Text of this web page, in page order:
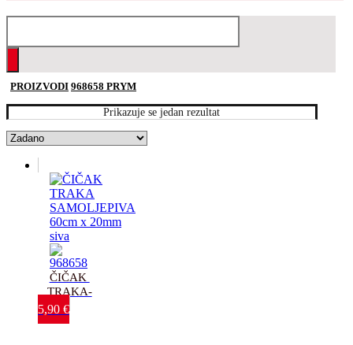
PROIZVODI 968658 PRYM
Prikazuje se jedan rezultat
ČIČAK
TRAKA-
SAMOLJEPIVA-
5,90 €